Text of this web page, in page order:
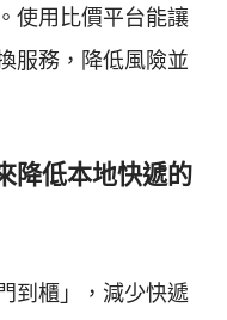
使用比價平台能讓
服務，降低風險並
降低本地快遞的
到櫃」，減少快遞